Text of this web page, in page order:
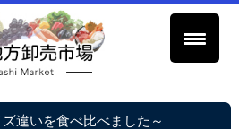
違いを食べ比べました～